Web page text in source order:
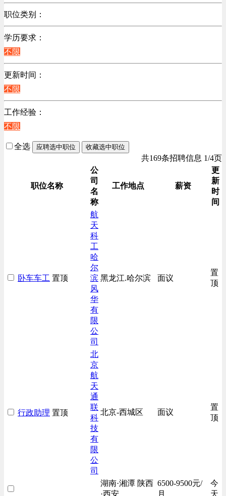
不限
北京
广东
江苏
陕西
浙江
辽宁
上海
职位类别：
不限
机械制造/仪器仪表类
销售管理类
计算机软件类
贸易/物流/仓储/采购类
客服及凯发娱乐网址的技术支持类
高级管理类
电子/电器/半导体类
电力电气/能源/自动化
咨询/顾问/法律类
行政/后勤/文秘类
房地产开发/物业管理类
学历要求：
不限
更新时间：
不限
工作经验：
不限
全选 应聘选中职位 收藏选中职位
共169条招聘信息 1/4页
职位名称
公
司
名
称
工作地点 薪资
更
新
时
间
卧车车工 置顶
航
天
科
工
哈
尔
滨
风
华
有
限
公
司
黑龙江.哈尔滨 面议
置
顶
行政助理 置顶
北
京
航
天
通
联
科
技
有
限
公
司
北京-西城区 面议
置
顶
湖南·湘潭 陕西
·西安
6500-9500元/
月
今
天